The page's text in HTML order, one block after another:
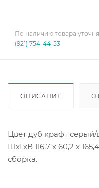
По наличию товара
(921) 754-44-53
ОПИСАНИЕ
Цвет дуб крафт
ШхГхВ 116,7 х 60,2 х
сборка.